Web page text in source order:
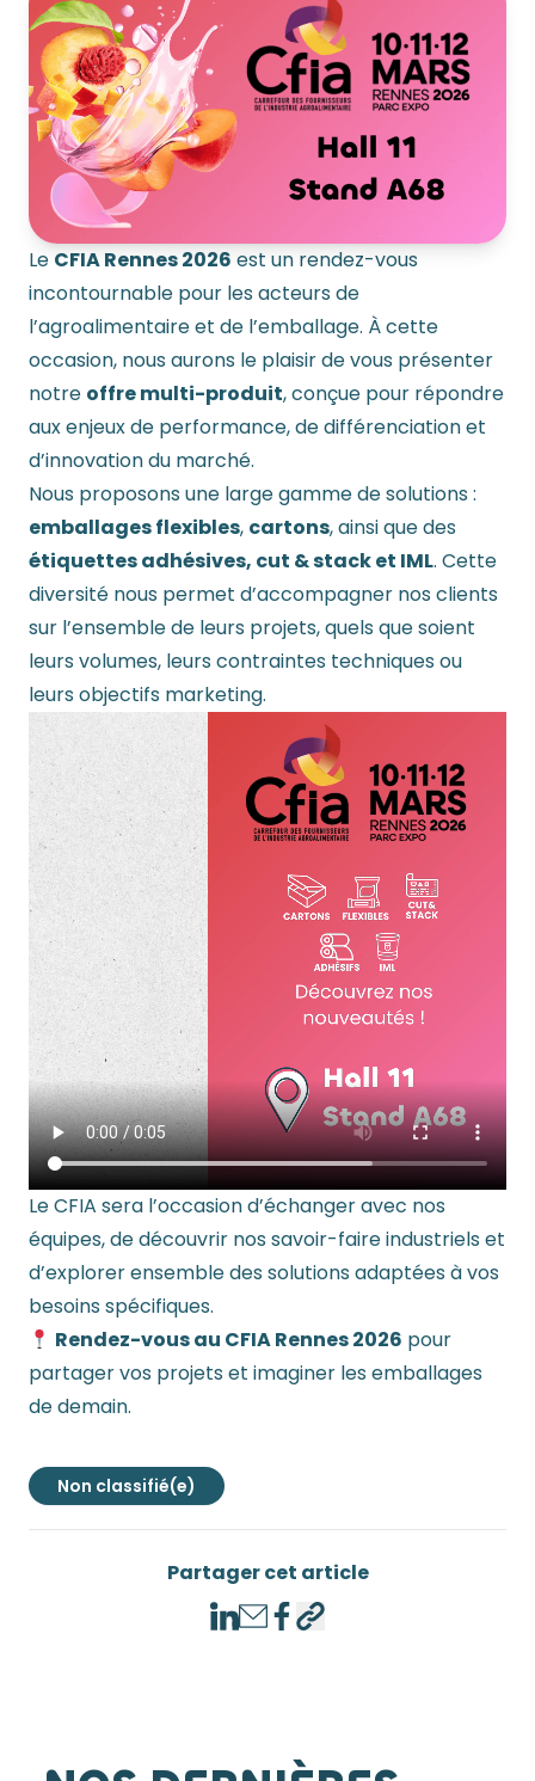
Le CFIA Rennes 2026 est un rendez-vous
incontournable pour les acteurs de
l’agroalimentaire et de l’emballage. À cette
occasion, nous aurons le plaisir de vous présenter
notre offre multi-produit, conçue pour répondre
aux enjeux de performance, de différenciation et
d’innovation du marché.
Nous proposons une large gamme de solutions :
emballages flexibles, cartons, ainsi que des
étiquettes adhésives, cut & stack et IML. Cette
diversité nous permet d’accompagner nos clients
sur l’ensemble de leurs projets, quels que soient
leurs volumes, leurs contraintes techniques ou
leurs objectifs marketing.
Le CFIA sera l’occasion d’échanger avec nos
équipes, de découvrir nos savoir-faire industriels et
d’explorer ensemble des solutions adaptées à vos
besoins spécifiques.
Rendez-vous au CFIA Rennes 2026 pour
partager vos projets et imaginer les emballages
de demain.
Non classifié(e)
Partager cet article
LinkedIn
EmailFacebook
Copier lien